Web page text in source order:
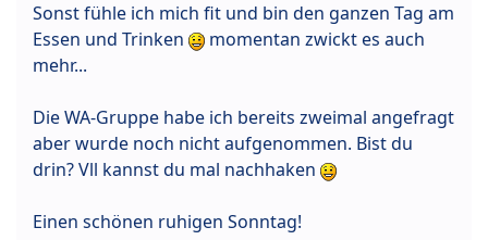
Sonst fühle ich mich fit und bin den ganzen Tag am
Essen und Trinken
momentan zwickt es auch
mehr...
Die WA-Gruppe habe ich bereits zweimal angefragt
aber wurde noch nicht aufgenommen. Bist du
drin? Vll kannst du mal nachhaken
Einen schönen ruhigen Sonntag!